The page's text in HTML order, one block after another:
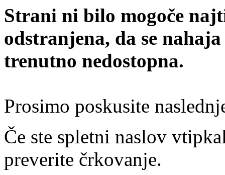
Strani ni bilo mogoče
odstranjena, da se
trenutno nedostopna.
Prosimo poskusite
Če ste spletni naslov
preverite črkovanje.